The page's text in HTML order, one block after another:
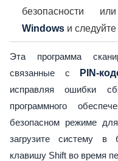
безопасности
Windows и
Эта программа
связанные с
PIN-
исправляя ошибки
программного
безопасном режиме
загрузите систему в
клавишу Shift во время